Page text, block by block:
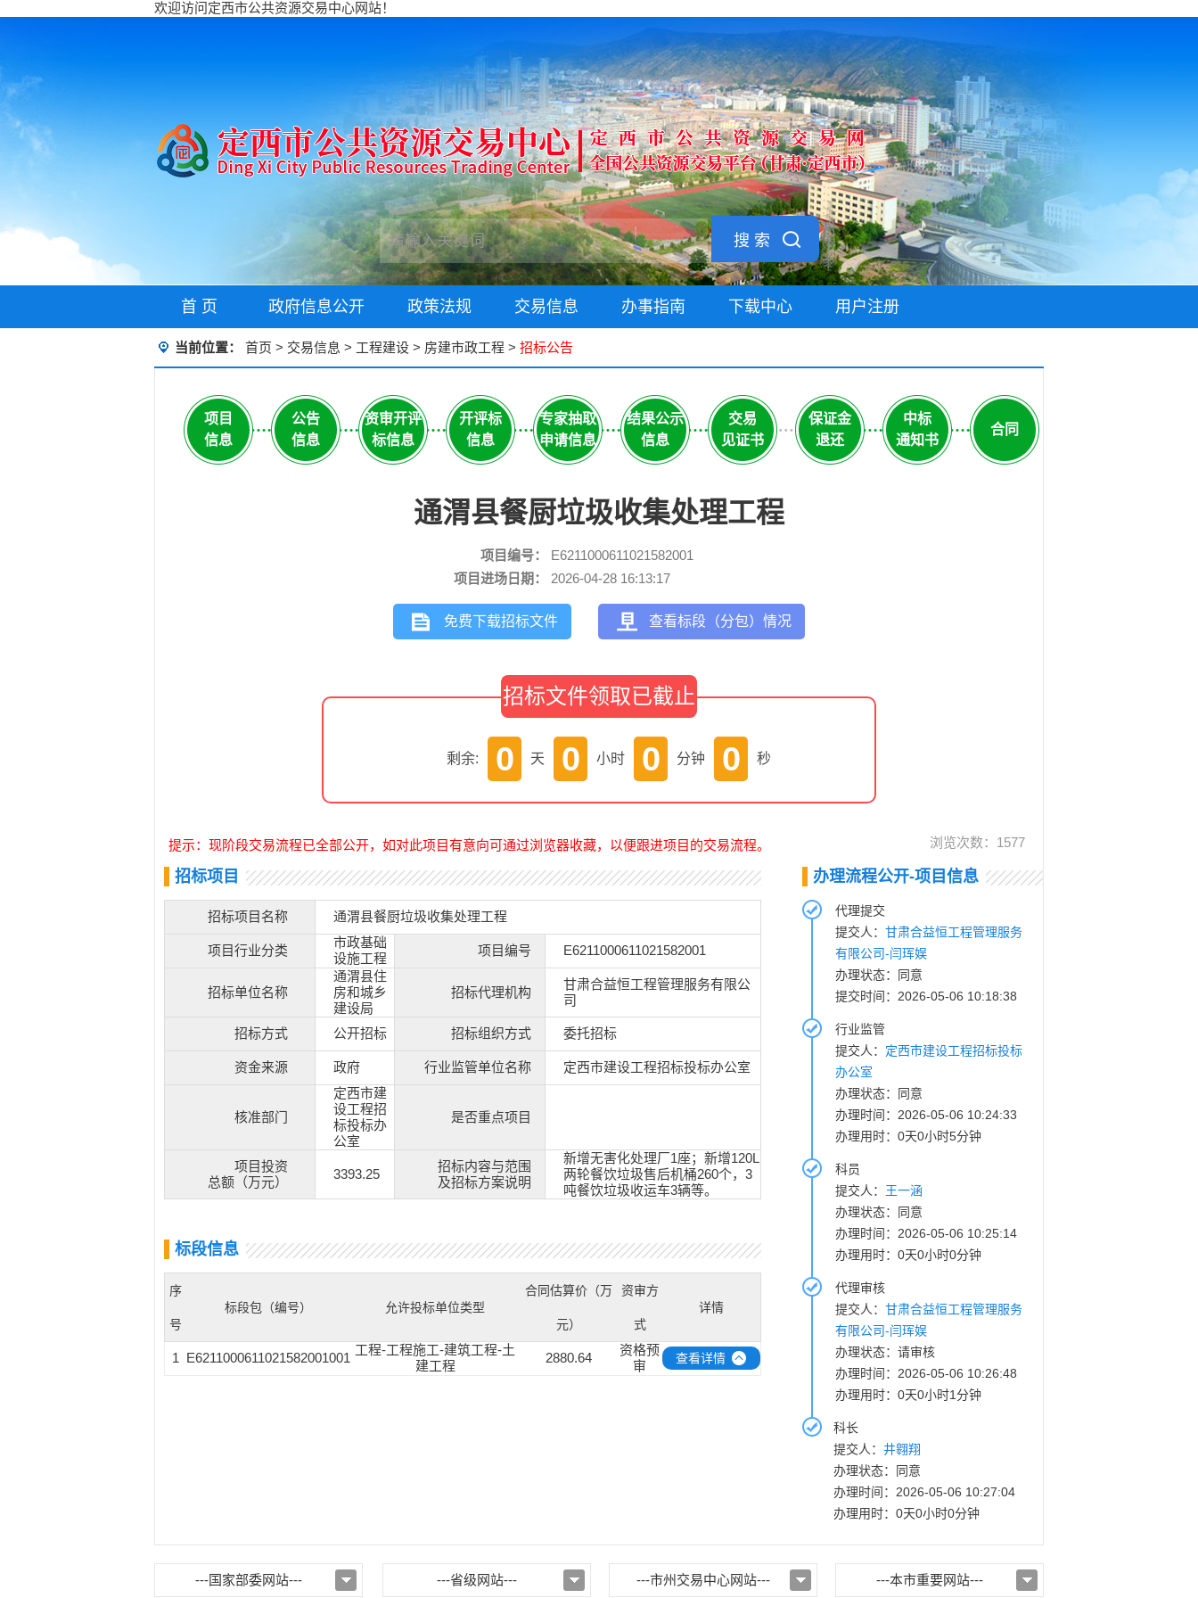
欢迎访问定西市公共资源交易中心网站！
搜 索
首 页 政府信息公开 政策法规 交易信息 办事指南 下载中心 用户注册
当前位置： 首页 > 交易信息 > 工程建设 > 房建市政工程 > 招标公告
项目
信息
公告
信息
资审开评
标信息
开评标
信息
专家抽取
申请信息
结果公示
信息
交易
见证书
保证金
退还
中标
通知书
合同
通渭县餐厨垃圾收集处理工程
项目编号：
E6211000611021582001
项目进场日期：
2026-04-28 16:13:17
免费下载招标文件 查看标段（分包）情况
招标文件领取已截止
剩余: 0 天 0 小时 0 分钟 0 秒
提示：现阶段交易流程已全部公开，如对此项目有意向可通过浏览器收藏，以便跟进项目的交易流程。 浏览次数： 1577
招标项目
招标项目名称 通渭县餐厨垃圾收集处理工程
项目行业分类
市政基础
设施工程
项目编号 E6211000611021582001
招标单位名称
通渭县住
房和城乡
建设局
招标代理机构
甘肃合益恒工程管理服务有限公
司
招标方式 公开招标 招标组织方式 委托招标
资金来源 政府 行业监管单位名称 定西市建设工程招标投标办公室
核准部门
定西市建
设工程招
标投标办
公室
是否重点项目
项目投资
总额（万元）
3393.25
招标内容与范围
及招标方案说明
新增无害化处理厂1座；新增120L
两轮餐饮垃圾售后机桶260个，3
吨餐饮垃圾收运车3辆等。
标段信息
序
号
标段包（编号） 允许投标单位类型
合同估算价（万
元）
资审方
式
详情
1 E6211000611021582001001
工程-工程施工-建筑工程-土
建工程
2880.64
资格预
审
查看详情
办理流程公开-项目信息
代理提交
提交人： 甘肃合益恒工程管理服务
有限公司-闫珲娱
办理状态：同意
提交时间：2026-05-06 10:18:38
行业监管
提交人： 定西市建设工程招标投标
办公室
办理状态：同意
办理时间：2026-05-06 10:24:33
办理用时：0天0小时5分钟
科员
提交人： 王一涵
办理状态：同意
办理时间：2026-05-06 10:25:14
办理用时：0天0小时0分钟
代理审核
提交人： 甘肃合益恒工程管理服务
有限公司-闫珲娱
办理状态：请审核
办理时间：2026-05-06 10:26:48
办理用时：0天0小时1分钟
科长
提交人： 井翱翔
办理状态：同意
办理时间：2026-05-06 10:27:04
办理用时：0天0小时0分钟
---国家部委网站--- ---省级网站--- ---市州交易中心网站--- ---本市重要网站---